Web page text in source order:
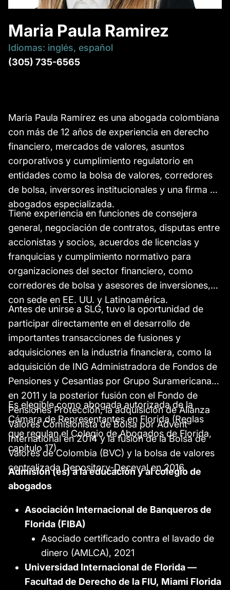
Maria Paula Ramirez
Idiomas: inglés, español
(305) 735-6565
Maria Paula Ramírez es una abogada colombiana
con más de 12 años de experiencia en derecho
financiero, mercados de valores, asuntos
corporativos y cumplimiento regulatorio en
entidades como la bolsa de valores, corredores
de bolsa, inversores institucionales y una firma de
abogados especializada.
Tiene experiencia en funciones de consejera
general, negociación de contratos, disputas entre
accionistas y socios, acuerdos de licencias y
franquicias y cumplimiento normativo para
organizaciones del sector financiero, como
corredores de bolsa y asesores de inversiones,
con sede en EE. UU. y Latinoamérica.
Antes de unirse a SLG, tuvo la oportunidad de
participar directamente en el desarrollo de
importantes transacciones de fusiones y
adquisiciones en la industria financiera, como la
adquisición de ING Administradora de Fondos de
Pensiones y Cesantias por Grupo Suramericana
en 2011 y la posterior fusión con el Fondo de
Pensiones Protección, la adquisición de Alianza
Valores Comisionista de Bolsa por Advent
International en 2014 y la fusión de la Bolsa de
Valores de Colombia (BVC) y la bolsa de valores
centralizada Depository-Deceval en 2016.
Es elegible como abogada autorizada de la
Cámara de Representantes en Florida (Reglas
que regulan el Colegio de Abogados de Florida,
capítulo 17).
Admisión (es) a la educación y al colegio de
abogados
Asociación Internacional de Banqueros de
Florida (FIBA)
Asociado certificado contra el lavado de
dinero (AMLCA), 2021
Universidad Internacional de Florida —
Facultad de Derecho de la FIU, Miami Florida